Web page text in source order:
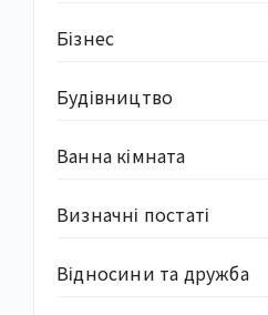
Бізнес
Будівництво
Ванна кімната
Визначні постаті
Відносини та дружба